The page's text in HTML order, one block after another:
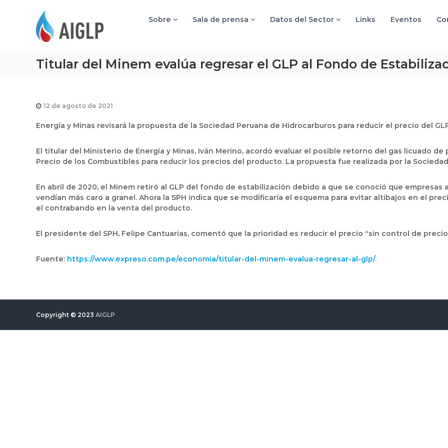
Sobre Sala de prensa Datos del Sector Links Eventos
Titular del Minem evalúa regresar el GLP al Fondo de
12 de agosto de 2021
Energía y Minas revisará la propuesta de la Sociedad Peruana de Hidrocarburos para reducir el precio del
El titular del Ministerio de Energía y Minas, Iván Merino, acordó evaluar el posible retorno del gas licuado
Precio de los Combustibles para reducir los precios del producto. La propuesta fue realizada por la
En abril de 2020, el Minem retiró al GLP del fondo de estabilización debido a que se conoció que empresas
vendían más caro a granel. Ahora la SPH indica que se modificaría el esquema para evitar altibajos en el
el contrabando en la venta del producto.
El presidente del SPH, Felipe Cantuarias, comentó que la prioridad es reducir el precio “sin control de
Fuente: https://www.expreso.com.pe/economia/titular-del-minem-evalua-regresar-al-glp/
Copyright © 2023 AIGLP